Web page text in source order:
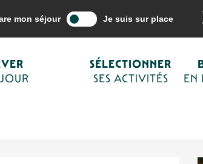
mon séjour Je suis sur place
SÉLECTIONNER
SES ACTIVITÉS
EN
Marché des Producteurs de Pays de
Cazenac